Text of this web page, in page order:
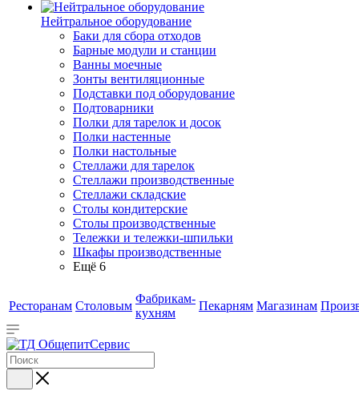
Нейтральное оборудование
Баки для сбора отходов
Барные модули и станции
Ванны моечные
Зонты вентиляционные
Подставки под оборудование
Подтоварники
Полки для тарелок и досок
Полки настенные
Полки настольные
Стеллажи для тарелок
Стеллажи производственные
Стеллажи складские
Столы кондитерские
Столы производственные
Тележки и тележки-шпильки
Шкафы производственные
Ещё 6
Ресторанам Столовым
Фабрикам-
кухням
Пекарням Магазинам